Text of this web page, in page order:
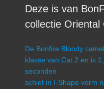
Deze is van
collectie Oriental
De Bonfire Bloody
klasse van Cat 2 en is
seconden
schiet in I-Shape vorm